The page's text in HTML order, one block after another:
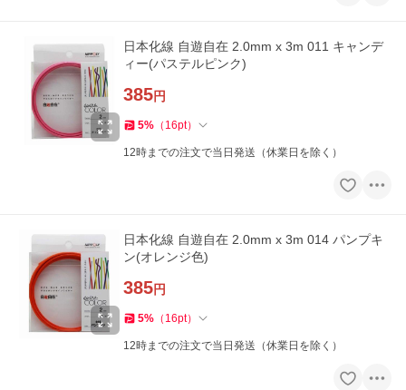
日本化線 自遊自在 2.0mm x 3m 011 キャンデ
ィー(パステルピンク)
385円
5% （ 16pt）
12時までの注文で当日発送（休業日を除く）
日本化線 自遊自在 2.0mm x 3m 014 パンプキ
ン(オレンジ色)
385円
5% （ 16pt）
12時までの注文で当日発送（休業日を除く）